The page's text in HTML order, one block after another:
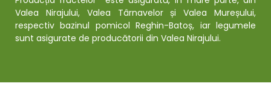
Valea Nirajului, Valea Târnavelor și Valea Mureșului,
respectiv bazinul pomicol Reghin-Batoș, iar legumele
sunt asigurate de producătorii din Valea Nirajului.